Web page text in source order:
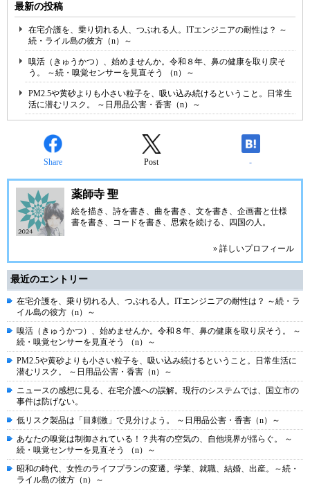
最新の投稿
在宅介護を、乗り切れる人、つぶれる人。ITエンジニアの耐性は？ ～
続・ライル島の彼方（n）～
嗅活（きゅうかつ）、始めませんか。令和８年、鼻の健康を取り戻そ
う。 ～続・嗅覚センサーを見直そう （n）～
PM2.5や黄砂よりも小さい粒子を、吸い込み続けるということ。日常生
活に潜むリスク。 ～日用品公害・香害（n）～
Share Post -
薬師寺 聖
絵を描き、詩を書き、曲を書き、文を書き、企画書と仕様
書を書き、コードを書き、思索を続ける、四国の人。
» 詳しいプロフィール
最近のエントリー
在宅介護を、乗り切れる人、つぶれる人。ITエンジニアの耐性は？ ～続・ラ
イル島の彼方（n）～
嗅活（きゅうかつ）、始めませんか。令和８年、鼻の健康を取り戻そう。 ～
続・嗅覚センサーを見直そう （n）～
PM2.5や黄砂よりも小さい粒子を、吸い込み続けるということ。日常生活に
潜むリスク。 ～日用品公害・香害（n）～
ニュースの感想に見る、在宅介護への誤解。現行のシステムでは、国立市の
事件は防げない。
低リスク製品は「目刺激」で見分けよう。 ～日用品公害・香害（n）～
あなたの嗅覚は制御されている！？共有の空気の、自他境界が揺らぐ。 ～
続・嗅覚センサーを見直そう （n）～
昭和の時代、女性のライフプランの変遷。学業、就職、結婚、出産。～続・
ライル島の彼方（n）～